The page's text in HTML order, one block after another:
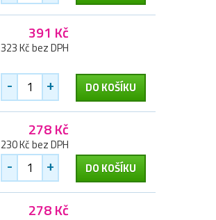
391 Kč
323 Kč bez DPH
- + DO KOŠÍKU
278 Kč
230 Kč bez DPH
- + DO KOŠÍKU
278 Kč